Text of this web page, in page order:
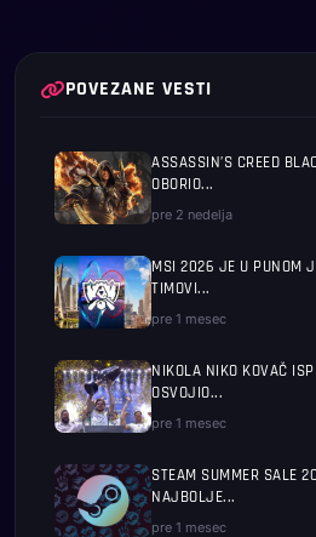
POVEZANE VESTI
ASSASSIN’S CREED
OBORIO...
pre 2 nedelja
MSI 2026 JE U PUNOM
TIMOVI...
pre 1 mesec
NIKOLA NIKO KOVAČ
OSVOJIO...
pre 1 mesec
STEAM SUMMER SALE
NAJBOLJE...
pre 1 mesec